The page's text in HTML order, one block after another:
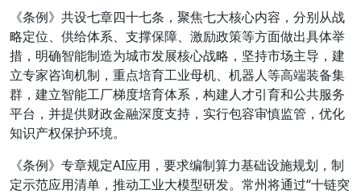
《条例》共设七章四十七条，聚焦七大核心内容，分别从战
略定位、供给体系、支撑保障、激励政策等方面做出具体举
措，明确智能制造为城市发展核心战略，坚持市场主导，建
立专家咨询机制，重点培育工业母机、机器人等高端装备集
群，建立智能工厂梯度培育体系，构建人才引育和公共服务
平台，并提供财政金融深度支持，实行包容审慎监管，优化
知识产权保护环境。
《条例》专章规定AI应用，要求编制算力基础设施规划，制
定示范应用清单，推动工业大模型研发。常州将通过“十链突